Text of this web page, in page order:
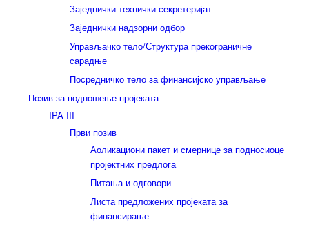
Заједнички технички секретеријат
Заједнички надзорни одбор
Управљачко тело/Структура прекограничне
сарадње
Посредничко тело за финансијско управљање
Позив за подношење пројеката
IPA III
Први позив
Аоликациони пакет и смернице за подносиоце
пројектних предлога
Питања и одговори
Листа предложених пројеката за
финансирање